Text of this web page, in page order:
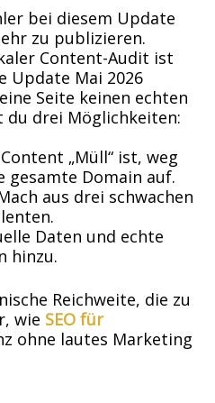
bei diesem Update
zu publizieren.
Content-Audit ist
Update Mai 2026
Seite keinen echten
drei Möglichkeiten:
„Müll“ ist, weg
gesamte Domain auf.
aus drei schwachen
Daten und echte
hinzu.
Reichweite, die zu
wie SEO für
ohne lautes Marketing